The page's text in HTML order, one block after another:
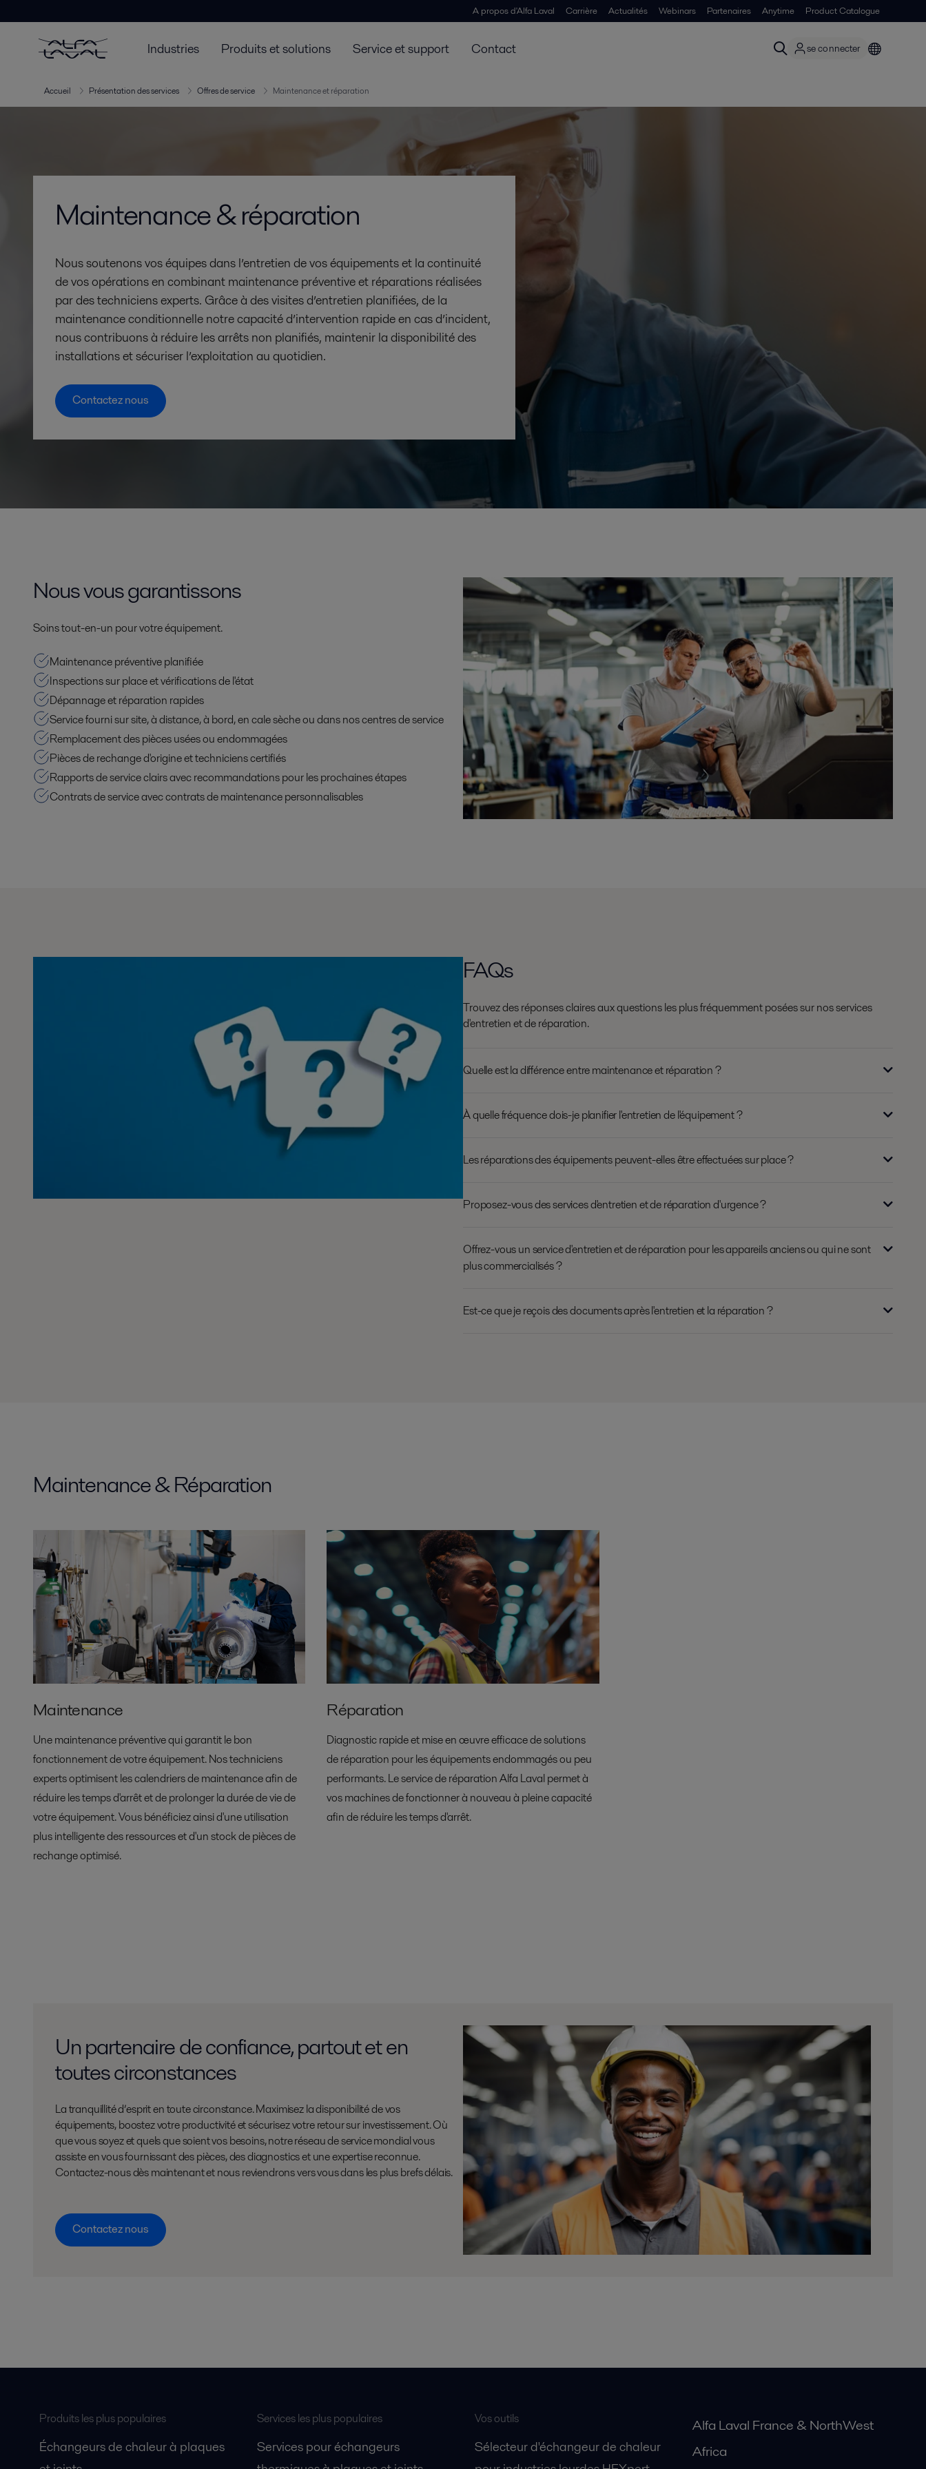
A propos d'Alfa Laval Carrière Actualités Webinars Partenaires Anytime Product Catalogue
Industries Produits et solutions Service et support Contact se connecter
Accueil Présentation des services Offres de service Maintenance et réparation
Maintenance & réparation
Nous soutenons vos équipes dans l’entretien de vos équipements et la continuité
de vos opérations en combinant maintenance préventive et réparations réalisées
par des techniciens experts. Grâce à des visites d’entretien planifiées, de la
maintenance conditionnelle notre capacité d’intervention rapide en cas d’incident,
nous contribuons à réduire les arrêts non planifiés, maintenir la disponibilité des
installations et sécuriser l’exploitation au quotidien.
Contactez nous
Nous vous garantissons
Soins tout-en-un pour votre équipement.
Maintenance préventive planifiée
Inspections sur place et vérifications de l'état
Dépannage et réparation rapides
Service fourni sur site, à distance, à bord, en cale sèche ou dans nos centres de service
Remplacement des pièces usées ou endommagées
Pièces de rechange d'origine et techniciens certifiés
Rapports de service clairs avec recommandations pour les prochaines étapes
Contrats de service avec contrats de maintenance personnalisables
FAQs
Trouvez des réponses claires aux questions les plus fréquemment posées sur nos services
d'entretien et de réparation.
Quelle est la différence entre maintenance et réparation ?
À quelle fréquence dois-je planifier l'entretien de l'équipement ?
Les réparations des équipements peuvent-elles être effectuées sur place ?
Proposez-vous des services d'entretien et de réparation d'urgence ?
Offrez-vous un service d'entretien et de réparation pour les appareils anciens ou qui ne sont
plus commercialisés ?
Est-ce que je reçois des documents après l'entretien et la réparation ?
Maintenance & Réparation
Maintenance
Une maintenance préventive qui garantit le bon
fonctionnement de votre équipement. Nos techniciens
experts optimisent les calendriers de maintenance afin de
réduire les temps d'arrêt et de prolonger la durée de vie de
votre équipement. Vous bénéficiez ainsi d'une utilisation
plus intelligente des ressources et d'un stock de pièces de
rechange optimisé.
Réparation
Diagnostic rapide et mise en œuvre efficace de solutions
de réparation pour les équipements endommagés ou peu
performants. Le service de réparation Alfa Laval permet à
vos machines de fonctionner à nouveau à pleine capacité
afin de réduire les temps d'arrêt.
Un partenaire de confiance, partout et en
toutes circonstances
La tranquillité d’esprit en toute circonstance. Maximisez la disponibilité de vos
équipements, boostez votre productivité et sécurisez votre retour sur investissement. Où
que vous soyez et quels que soient vos besoins, notre réseau de service mondial vous
assiste en vous fournissant des pièces, des diagnostics et une expertise reconnue.
Contactez-nous dès maintenant et nous reviendrons vers vous dans les plus brefs délais.
Contactez nous
Produits les plus populaires
Échangeurs de chaleur à plaques
Services les plus populaires
Services pour échangeurs
Vos outils
Sélecteur d'échangeur de chaleur
Alfa Laval France & NorthWest
Africa